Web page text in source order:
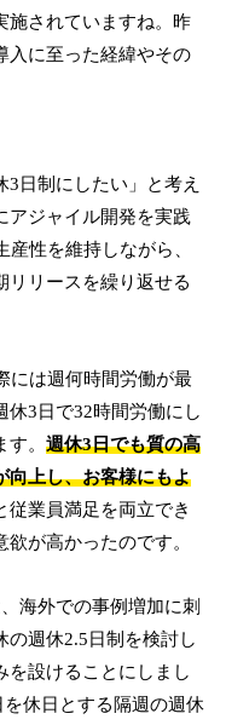
施されていますね。昨
入に至った経緯やその
日制にしたい」と考え
アジャイル開発を実践
性を維持しながら、
リリースを繰り返せる
には週何時間労働が最
休3日で32時間労働にし
す。週休3日でも質の高
向上し、お客様にもよ
従業員満足を両立でき
が高かったのです。
海外での事例増加に刺
の週休2.5日制を検討し
を設けることにしまし
休日とする隔週の週休